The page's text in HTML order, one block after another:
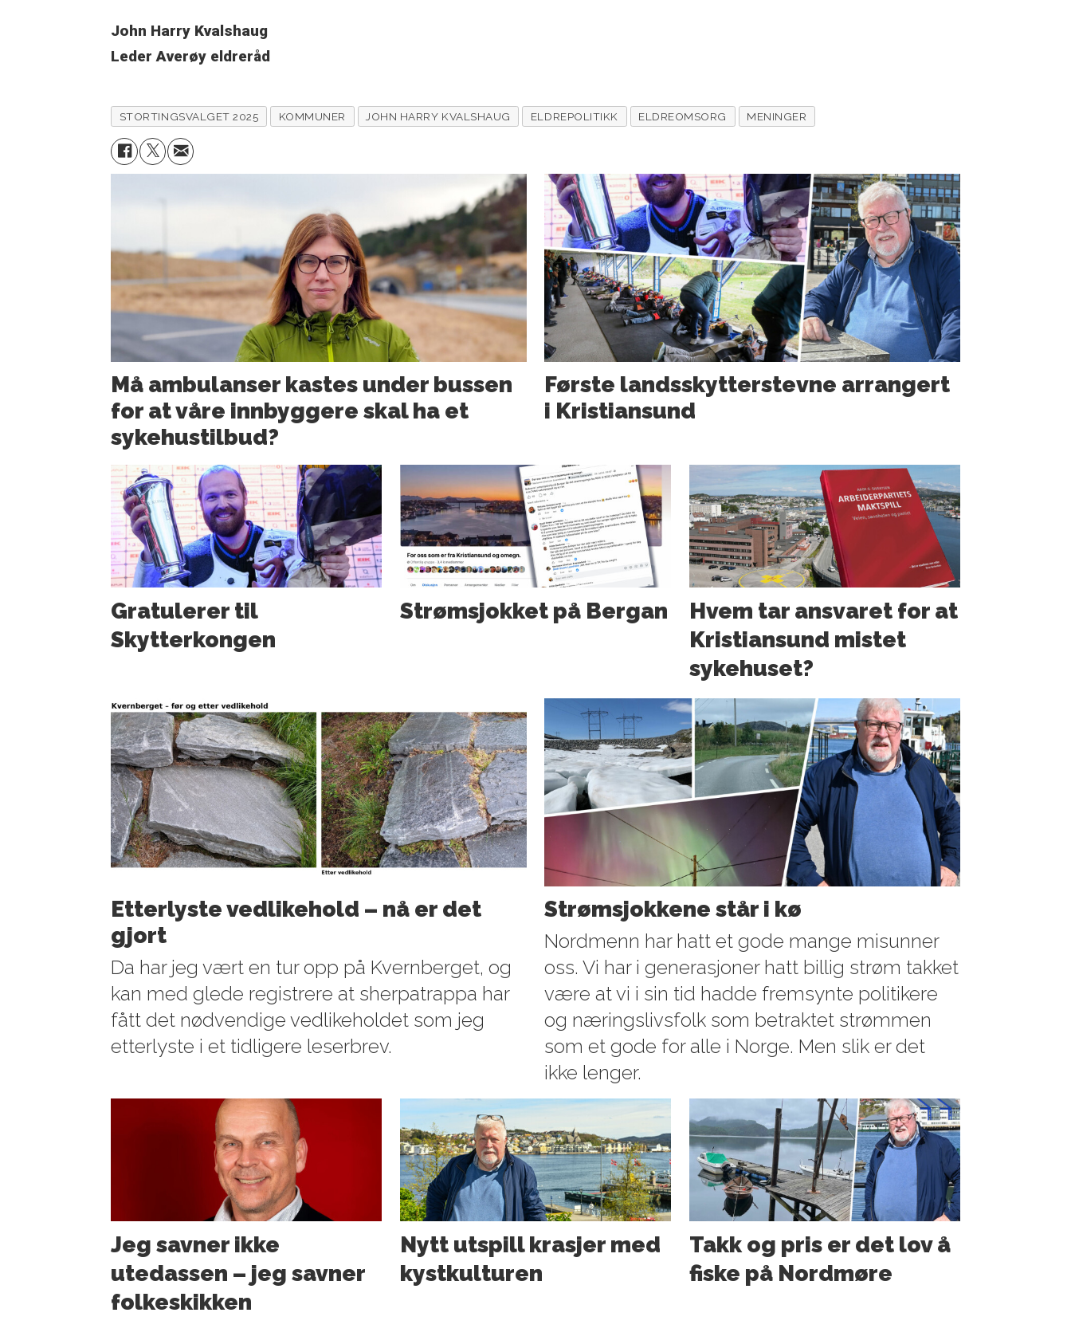
John Harry Kvalshaug
Leder Averøy eldreråd
STORTINGSVALGET 2025 KOMMUNER JOHN HARRY KVALSHAUG ELDREPOLITIKK ELDREOMSORG MENINGER
Må ambulanser kastes under bussen
for at våre innbyggere skal ha et
sykehustilbud?
Første lands­skytterstevne arrangert
i Kristiansund
Gratulerer til
Skytterkongen
Strømsjokket på Bergan
Hvem tar ansvaret for at
Kristiansund mistet
sykehuset?
Etterlyste vedlikehold – nå er det
gjort
Da har jeg vært en tur opp på Kvernberget, og
kan med glede registrere at sherpatrappa har
fått det nødvendige vedlikeholdet som jeg
etterlyste i et tidligere leserbrev.
Strømsjokkene står i kø
Nordmenn har hatt et gode mange misunner
oss. Vi har i generasjoner hatt billig strøm takket
være at vi i sin tid hadde fremsynte politikere
og næringslivsfolk som betraktet strømmen
som et gode for alle i Norge. Men slik er det
ikke lenger.
Jeg savner ikke
utedassen – jeg savner
folkeskikken
Nytt utspill krasjer med
kystkulturen
Takk og pris er det lov å
fiske på Nordmøre